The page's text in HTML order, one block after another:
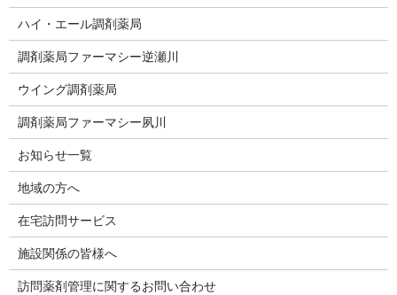
ハイ・エール調剤薬局
調剤薬局ファーマシー逆瀬川
ウイング調剤薬局
調剤薬局ファーマシー夙川
お知らせ一覧
地域の方へ
在宅訪問サービス
施設関係の皆様へ
訪問薬剤管理に関するお問い合わせ